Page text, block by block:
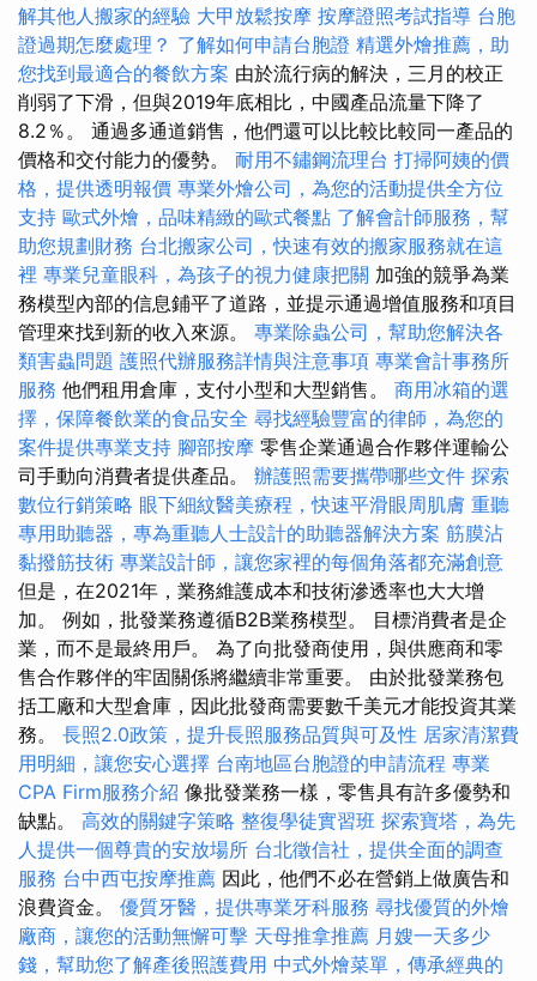
解其他人搬家的經驗 大甲放鬆按摩 按摩證照考試指導 台胞
證過期怎麼處理？ 了解如何申請台胞證 精選外燴推薦，助
您找到最適合的餐飲方案 由於流行病的解決，三月的校正
削弱了下滑，但與2019年底相比，中國產品流量下降了
8.2％。 通過多通道銷售，他們還可以比較比較同一產品的
價格和交付能力的優勢。 耐用不鏽鋼流理台 打掃阿姨的價
格，提供透明報價 專業外燴公司，為您的活動提供全方位
支持 歐式外燴，品味精緻的歐式餐點 了解會計師服務，幫
助您規劃財務 台北搬家公司，快速有效的搬家服務就在這
裡 專業兒童眼科，為孩子的視力健康把關 加強的競爭為業
務模型內部的信息鋪平了道路，並提示通過增值服務和項目
管理來找到新的收入來源。 專業除蟲公司，幫助您解決各
類害蟲問題 護照代辦服務詳情與注意事項 專業會計事務所
服務 他們租用倉庫，支付小型和大型銷售。 商用冰箱的選
擇，保障餐飲業的食品安全 尋找經驗豐富的律師，為您的
案件提供專業支持 腳部按摩 零售企業通過合作夥伴運輸公
司手動向消費者提供產品。 辦護照需要攜帶哪些文件 探索
數位行銷策略 眼下細紋醫美療程，快速平滑眼周肌膚 重聽
專用助聽器，專為重聽人士設計的助聽器解決方案 筋膜沾
黏撥筋技術 專業設計師，讓您家裡的每個角落都充滿創意
但是，在2021年，業務維護成本和技術滲透率也大大增
加。 例如，批發業務遵循B2B業務模型。 目標消費者是企
業，而不是最終用戶。 為了向批發商使用，與供應商和零
售合作夥伴的牢固關係將繼續非常重要。 由於批發業務包
括工廠和大型倉庫，因此批發商需要數千美元才能投資其業
務。 長照2.0政策，提升長照服務品質與可及性 居家清潔費
用明細，讓您安心選擇 台南地區台胞證的申請流程 專業
CPA Firm服務介紹 像批發業務一樣，零售具有許多優勢和
缺點。 高效的關鍵字策略 整復學徒實習班 探索寶塔，為先
人提供一個尊貴的安放場所 台北徵信社，提供全面的調查
服務 台中西屯按摩推薦 因此，他們不必在營銷上做廣告和
浪費資金。 優質牙醫，提供專業牙科服務 尋找優質的外燴
廠商，讓您的活動無懈可擊 天母推拿推薦 月嫂一天多少
錢，幫助您了解產後照護費用 中式外燴菜單，傳承經典的